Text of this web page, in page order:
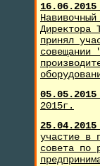
16.06.2015
Директора
принял
совещании
05.05.2015
2015г.
25.04.2015
участие в
совета по